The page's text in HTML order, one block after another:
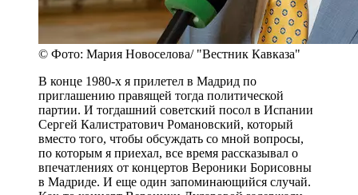
© Фото: Мария Новоселова/ "Вестник Кавказа"
В конце 1980-х я прилетел в Мадрид по
приглашению правящей тогда политической
партии. И тогдашний советский посол в Испании
Сергей Калистратович Романовский, который
вместо того, чтобы обсуждать со мной вопросы,
по которым я приехал, все время рассказывал о
впечатлениях от концертов Вероники Борисовны
в Мадриде. И еще один запоминающийся случай.